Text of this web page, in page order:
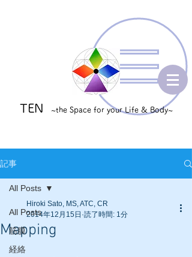
TEN ~the Space for your Life & Body~
記事
All Posts
筋膜
経絡
All Posts
Mapping
Hiroki Sato, MS, ATC, CR
2014年12月15日 読了時間: 1分